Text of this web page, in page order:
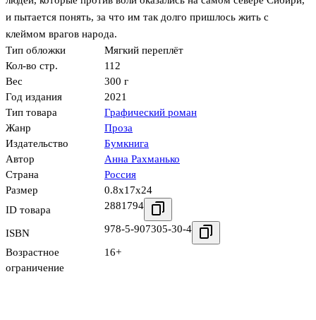
и пытается понять, за что им так долго пришлось жить с
клеймом врагов народа.
Тип обложки
Мягкий переплёт
Кол-во стр.
112
Вес
300 г
Год издания
2021
Тип товара
Графический роман
Жанр
Проза
Издательство
Бумкнига
Автор
Анна Рахманько
Страна
Россия
Размер
0.8x17x24
ID товара
2881794
ISBN 978-5-907305-30-4
Возрастное
ограничение
16+